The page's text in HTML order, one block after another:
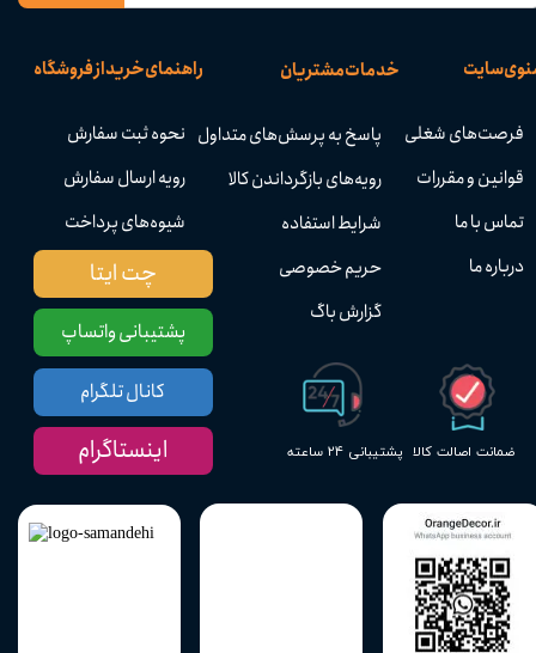
پشتیبانی ۲۴ ساعته ضمانت اصالت کالا
راهنمای خرید از فروشگاه
نحوه ثبت سفارش
رویه ارسال سفارش
شیوه‌های پرداخت
خدمات مشتریان
پاسخ به پرسش‌های متداول
رویه‌های بازگرداندن کالا
شرایط استفاده
حریم خصوصی
گزارش باگ
سایت
فرصت‌های شغلی
قوانین و مقررات
تماس با ما
درباره ما
پشتیبانی واتساپ
چت ایتا
کانال تلگرام
اینستاگرام